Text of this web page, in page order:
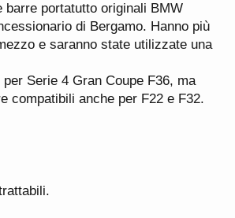
barre portatutto originali BMW
di Bergamo. Hanno più
e saranno state utilizzate una
Serie 4 Gran Coupe F36, ma
compatibili anche per F22 e F32.